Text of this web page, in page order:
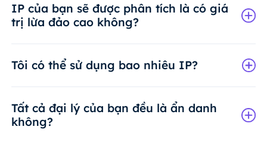
IP của bạn sẽ được phân tích là có giá
trị lừa đảo cao không?
Tôi có thể sử dụng bao nhiêu IP?
Tất cả đại lý của bạn đều là ẩn danh
không?